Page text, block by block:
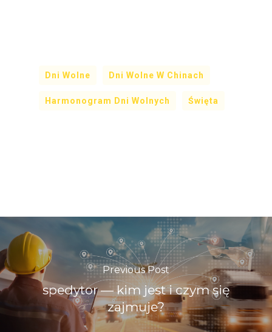
Dni Wolne Dni Wolne W Chinach
Harmonogram Dni Wolnych Święta
Previous Post
spedytor — kim jest i czym się
zajmuje?